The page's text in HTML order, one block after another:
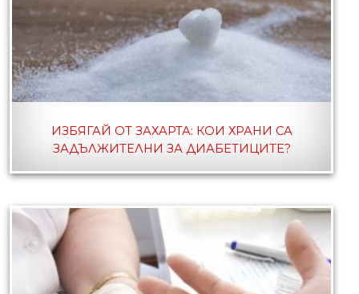
ИЗБЯГАЙ ОТ ЗАХАРТА: КОИ ХРАНИ СА
ЗАДЪЛЖИТЕЛНИ ЗА ДИАБЕТИЦИТЕ?